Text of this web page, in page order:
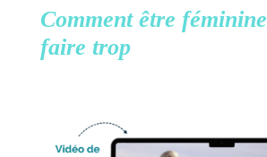
Comment être féminine
faire trop